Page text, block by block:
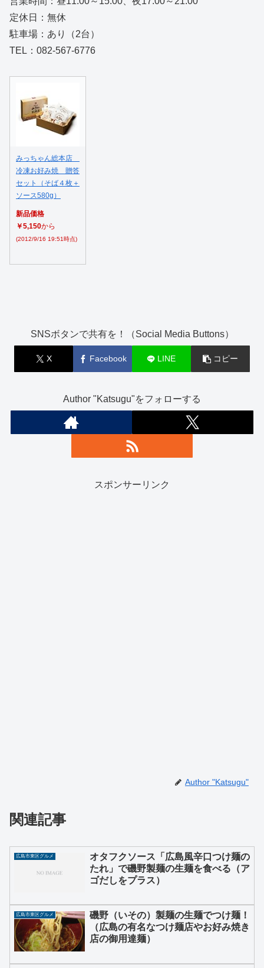
定休日：無休
駐車場：あり（2台）
TEL：082-567-6776
みっちゃん総本店
冷凍お好み焼 贈答
セット（そば４枚＋
ソース580g）
新品価格
￥5,150から
(2012/9/16 19:51時点)
SNSボタンで共有を！（Social Media Buttons）
X Facebook LINE コピー
Author "Katsugu"をフォローする
スポンサーリンク
Author "Katsugu"
関連記事
広島市東区グルメ
オタフクソース「広島風辛口つけ麺の
たれ」で磯野製麺の生麺を食べる（ア
ゴだしをプラス）
広島市東区グルメ
磯野（いその）製麺の生麺でつけ麺！
（広島の有名なつけ麺店やお好み焼き
店の御用達麺）